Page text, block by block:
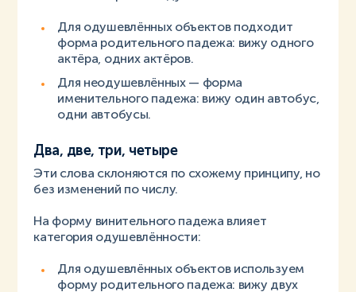
Для одушевлённых объектов подходит
форма родительного падежа: вижу одного
актёра, одних актёров.
Для неодушевлённых — форма
именительного падежа: вижу один автобус,
одни автобусы.
Два, две, три, четыре
Эти слова склоняются по схожему принципу, но
без изменений по числу.
На форму винительного падежа влияет
категория одушевлённости:
Для одушевлённых объектов используем
форму родительного падежа: вижу двух